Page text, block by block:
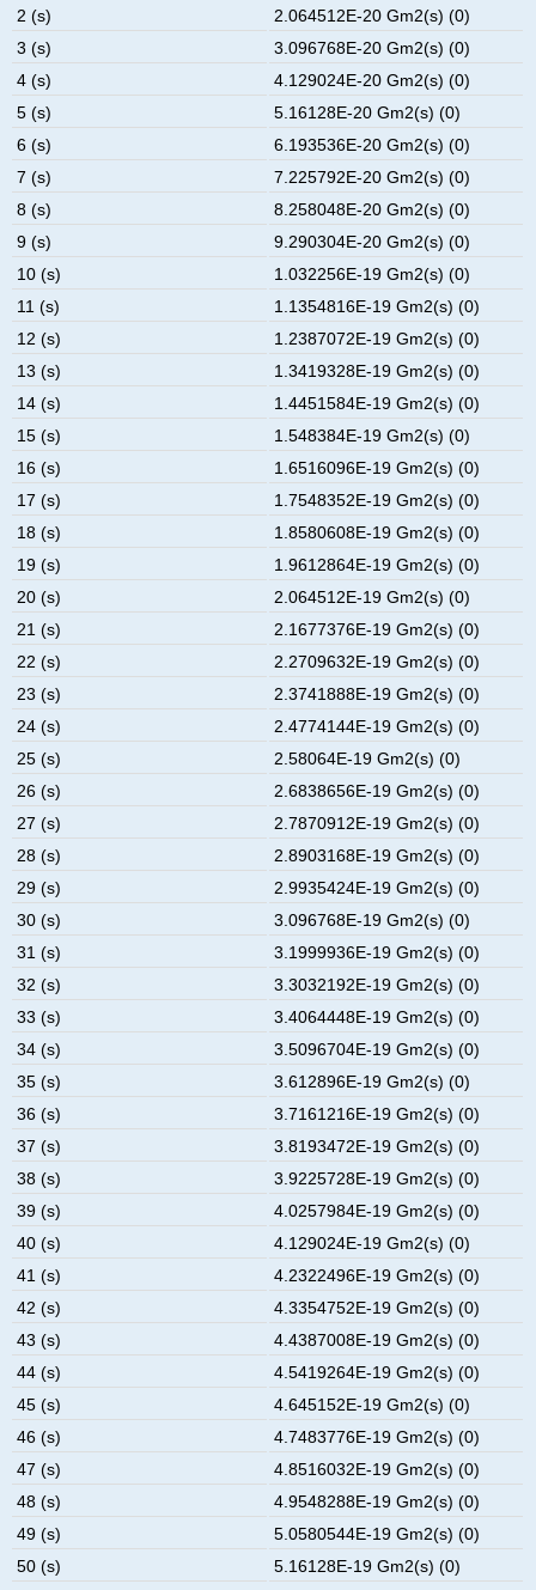
2 (s)
2.064512E-20 Gm2(s) (0)
3 (s)
3.096768E-20 Gm2(s) (0)
4 (s)
4.129024E-20 Gm2(s) (0)
5 (s)
5.16128E-20 Gm2(s) (0)
6 (s)
6.193536E-20 Gm2(s) (0)
7 (s)
7.225792E-20 Gm2(s) (0)
8 (s)
8.258048E-20 Gm2(s) (0)
9 (s)
9.290304E-20 Gm2(s) (0)
10 (s)
1.032256E-19 Gm2(s) (0)
11 (s)
1.1354816E-19 Gm2(s) (0)
12 (s)
1.2387072E-19 Gm2(s) (0)
13 (s)
1.3419328E-19 Gm2(s) (0)
14 (s)
1.4451584E-19 Gm2(s) (0)
15 (s)
1.548384E-19 Gm2(s) (0)
16 (s)
1.6516096E-19 Gm2(s) (0)
17 (s)
1.7548352E-19 Gm2(s) (0)
18 (s)
1.8580608E-19 Gm2(s) (0)
19 (s)
1.9612864E-19 Gm2(s) (0)
20 (s)
2.064512E-19 Gm2(s) (0)
21 (s)
2.1677376E-19 Gm2(s) (0)
22 (s)
2.2709632E-19 Gm2(s) (0)
23 (s)
2.3741888E-19 Gm2(s) (0)
24 (s)
2.4774144E-19 Gm2(s) (0)
25 (s)
2.58064E-19 Gm2(s) (0)
26 (s)
2.6838656E-19 Gm2(s) (0)
27 (s)
2.7870912E-19 Gm2(s) (0)
28 (s)
2.8903168E-19 Gm2(s) (0)
29 (s)
2.9935424E-19 Gm2(s) (0)
30 (s)
3.096768E-19 Gm2(s) (0)
31 (s)
3.1999936E-19 Gm2(s) (0)
32 (s)
3.3032192E-19 Gm2(s) (0)
33 (s)
3.4064448E-19 Gm2(s) (0)
34 (s)
3.5096704E-19 Gm2(s) (0)
35 (s)
3.612896E-19 Gm2(s) (0)
36 (s)
3.7161216E-19 Gm2(s) (0)
37 (s)
3.8193472E-19 Gm2(s) (0)
38 (s)
3.9225728E-19 Gm2(s) (0)
39 (s)
4.0257984E-19 Gm2(s) (0)
40 (s)
4.129024E-19 Gm2(s) (0)
41 (s)
4.2322496E-19 Gm2(s) (0)
42 (s)
4.3354752E-19 Gm2(s) (0)
43 (s)
4.4387008E-19 Gm2(s) (0)
44 (s)
4.5419264E-19 Gm2(s) (0)
45 (s)
4.645152E-19 Gm2(s) (0)
46 (s)
4.7483776E-19 Gm2(s) (0)
47 (s)
4.8516032E-19 Gm2(s) (0)
48 (s)
4.9548288E-19 Gm2(s) (0)
49 (s)
5.0580544E-19 Gm2(s) (0)
50 (s)
5.16128E-19 Gm2(s) (0)